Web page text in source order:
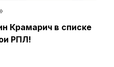
Крамарич в списке
РПЛ!